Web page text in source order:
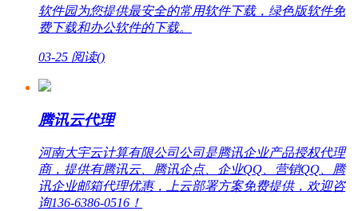
软件园为您提供最安全的常用软件下载，绿色版软件免
费下载和办公软件的下载。
03-25 阅读()
腾讯云代理
河南大宇云计算有限公司公司是腾讯企业产品授权代理
商，提供有腾讯云、腾讯企点、企业QQ、营销QQ、腾
讯企业邮箱代理优惠，上云部署方案免费提供，欢迎咨
询136-6386-0516！